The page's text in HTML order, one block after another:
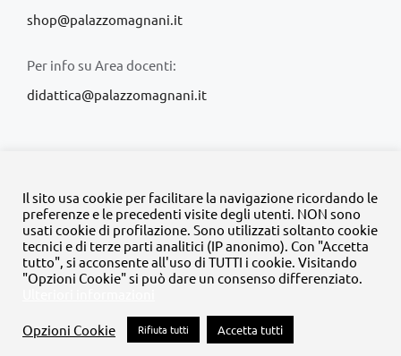
shop@palazzomagnani.it
Per info su Area docenti:
didattica@palazzomagnani.it
© Copyright 2020 -2026 | Tutti i diritti riservati | MyFpm è un
progetto dellaFondazione Palazzo Magnani
FacebookInstagram
TwitterLinkedInYouTube
Il sito usa cookie per facilitare la navigazione ricordando le
preferenze e le precedenti visite degli utenti. NON sono
usati cookie di profilazione. Sono utilizzati soltanto cookie
tecnici e di terze parti analitici (IP anonimo). Con "Accetta
tutto", si acconsente all'uso di TUTTI i cookie. Visitando
"Opzioni Cookie" si può dare un consenso differenziato.
Opzioni Cookie Rifiuta tutti Accetta tutti